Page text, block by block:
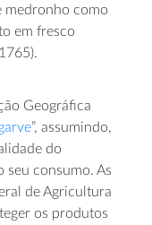
medronho como
em fresco
Geográfica
”, assumindo,
do
seu consumo. As
de Agricultura
os produtos